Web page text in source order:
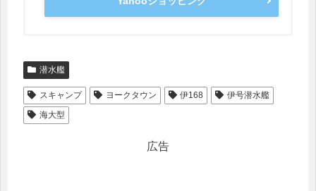
潜水艦
スキャンプ ヨークタウン 伊168
伊号潜水艦
海大型
広告